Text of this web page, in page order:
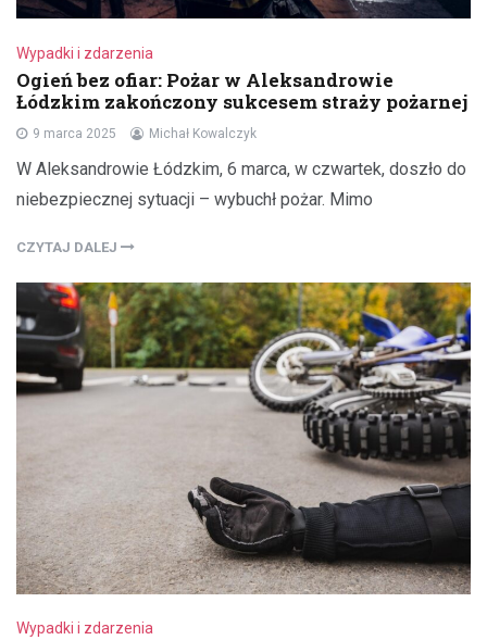
Wypadki i zdarzenia
Ogień bez ofiar: Pożar w Aleksandrowie
Łódzkim zakończony sukcesem straży pożarnej
9 marca 2025 Michał Kowalczyk
W Aleksandrowie Łódzkim, 6 marca, w czwartek, doszło do
niebezpiecznej sytuacji – wybuchł pożar. Mimo
CZYTAJ DALEJ
Wypadki i zdarzenia